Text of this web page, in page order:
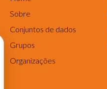
Sobre
Conjuntos de dados
Grupos
Organizações